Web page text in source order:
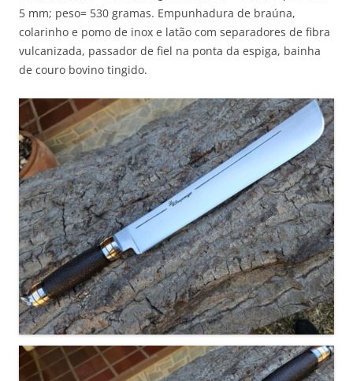
5 mm; peso= 530 gramas. Empunhadura de braúna,
colarinho e pomo de inox e latão com separadores de fibra
vulcanizada, passador de fiel na ponta da espiga, bainha
de couro bovino tingido.